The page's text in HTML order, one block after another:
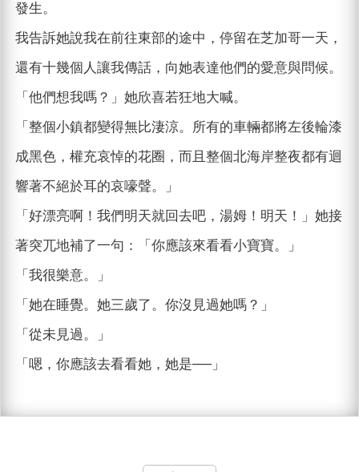
發生。
我告訴她說我在前往東部的途中，停留在芝加哥一天，
還有十幾個人讓我傳話，向她表達他們的愛意與問候。
「他們想我嗎？」她欣喜若狂地大喊。
「整個小鎮都變得無比淒涼。所有的車輛都將左後輪漆
成黑色，權充哀悼的花圈，而且整個北海岸整夜都有迴
響著不絕於耳的哀嚎聲。」
「好漂亮啊！我們明天就回去吧，湯姆！明天！」她接
著突兀地補了一句：「你應該來看看小寶寶。」
「我很樂意。」
「她在睡覺。她三歲了。你沒見過她嗎？」
「從未見過。」
「嗯，你應該去看看她，她是──」